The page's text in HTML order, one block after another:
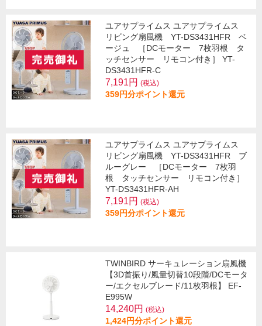
ユアサプライムス ユアサプライムス
リビング扇風機 YT-DS3431HFR ベ
ージュ ［DCモーター 7枚羽根 タ
ッチセンサー リモコン付き］ YT-
DS3431HFR-C
7,191円 (税込)
359円分ポイント還元
ユアサプライムス ユアサプライムス
リビング扇風機 YT-DS3431HFR ブ
ルーグレー ［DCモーター 7枚羽
根 タッチセンサー リモコン付き］
YT-DS3431HFR-AH
7,191円 (税込)
359円分ポイント還元
TWINBIRD サーキュレーション扇風機
【3D首振り/風量切替10段階/DCモータ
ー/エクセルブレード/11枚羽根】 EF-
E995W
14,240円 (税込)
1,424円分ポイント還元